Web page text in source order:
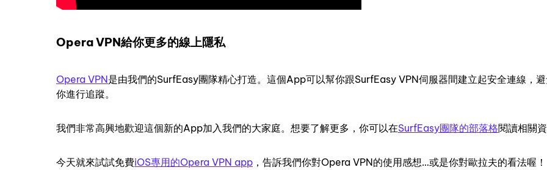
Opera VPN給你更多的線上隱私
Opera VPN是由我們的SurfEasy團隊精心打造。這個App可以幫你跟SurfEasy VPN伺服器間建立起安全連線，
你進行追蹤。
我們非常高興地歡迎這個新的App加入我們的大家庭。想要了解更多，你可以在SurfEasy團隊的部落格閱讀相關資
今天就來試試免費iOS專用的Opera VPN app ，告訴我們你對Opera VPN的使用感想…或是你對歐拉夫的看法喔！